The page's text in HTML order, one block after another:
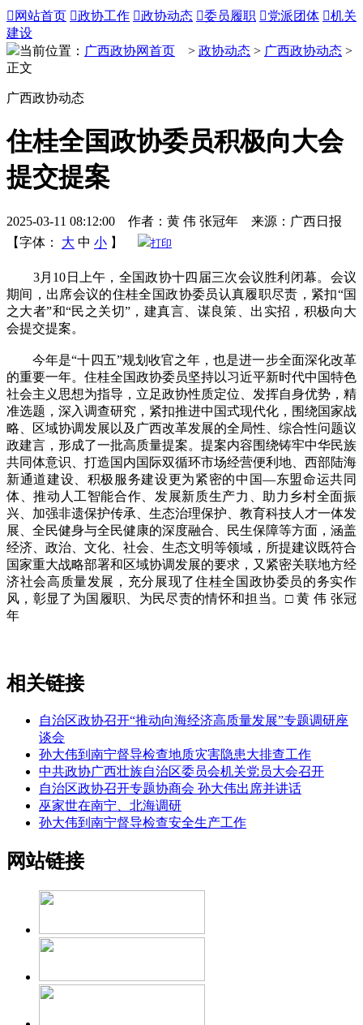
 网站首页 政协工作 政协动态 委员履职 党派团体 机关
建设
当前位置： 广西政协网首页 > 政协动态 > 广西政协动态 >
正文
广西政协动态
住桂全国政协委员积极向大会
提交提案
2025-03-11 08:12:00 作者：黄 伟 张冠年 来源：广西日报
【字体：
大 中 小 】 打印
3月10日上午，全国政协十四届三次会议胜利闭幕。会议
期间，出席会议的住桂全国政协委员认真履职尽责，紧扣“国
之大者”和“民之关切”，建真言、谋良策、出实招，积极向大
会提交提案。
今年是“十四五”规划收官之年，也是进一步全面深化改革
的重要一年。住桂全国政协委员坚持以习近平新时代中国特色
社会主义思想为指导，立足政协性质定位、发挥自身优势，精
准选题，深入调查研究，紧扣推进中国式现代化，围绕国家战
略、区域协调发展以及广西改革发展的全局性、综合性问题议
政建言，形成了一批高质量提案。提案内容围绕铸牢中华民族
共同体意识、打造国内国际双循环市场经营便利地、西部陆海
新通道建设、积极服务建设更为紧密的中国—东盟命运共同
体、推动人工智能合作、发展新质生产力、助力乡村全面振
兴、加强非遗保护传承、生态治理保护、教育科技人才一体发
展、全民健身与全民健康的深度融合、民生保障等方面，涵盖
经济、政治、文化、社会、生态文明等领域，所提建议既符合
国家重大战略部署和区域协调发展的要求，又紧密关联地方经
济社会高质量发展，充分展现了住桂全国政协委员的务实作
风，彰显了为国履职、为民尽责的情怀和担当。□ 黄 伟 张冠
年
相关链接
自治区政协召开“推动向海经济高质量发展”专题调研座
谈会
孙大伟到南宁督导检查地质灾害隐患大排查工作
中共政协广西壮族自治区委员会机关党员大会召开
自治区政协召开专题协商会 孙大伟出席并讲话
巫家世在南宁、北海调研
孙大伟到南宁督导检查安全生产工作
网站链接